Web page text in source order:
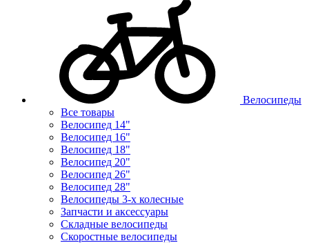
Велосипеды
Все товары
Велосипед 14"
Велосипед 16"
Велосипед 18"
Велосипед 20"
Велосипед 26"
Велосипед 28"
Велосипеды 3-х колесные
Запчасти и аксессуары
Складные велосипеды
Скоростные велосипеды